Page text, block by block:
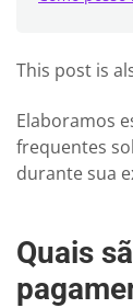
This post is
Elaboramos
frequentes
durante sua
Quais